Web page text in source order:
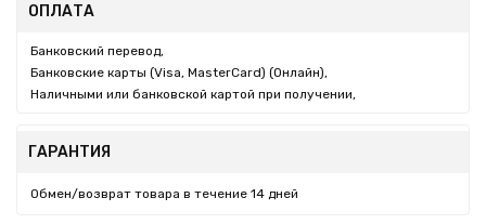
ОПЛАТА
Банковский перевод,
Банковские карты (Visa, MasterCard) (Онлайн),
Наличными или банковской картой при получении,
ГАРАНТИЯ
Обмен/возврат товара в течение 14 дней